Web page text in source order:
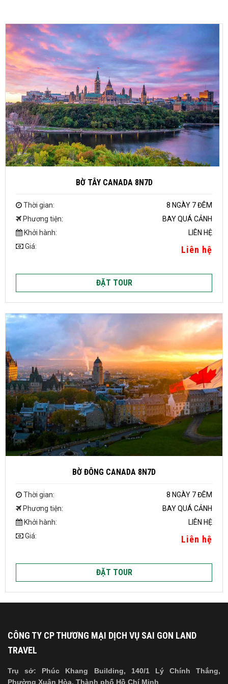
BỜ TÂY CANADA 8N7D
Thời gian:
8 NGÀY 7 ĐÊM
Phương tiện:
BAY QUÁ CẢNH
Khởi hành:
LIÊN HỆ
Giá:
Liên hệ
ĐẶT TOUR
BỜ ĐÔNG CANADA 8N7D
Thời gian:
8 NGÀY 7 ĐÊM
Phương tiện:
BAY QUÁ CẢNH
Khởi hành:
LIÊN HỆ
Giá:
Liên hệ
ĐẶT TOUR
CÔNG TY CP THƯƠNG MẠI DỊCH VỤ SAI GON LAND
TRAVEL
Trụ sở: Phúc Khang Building, 140/1 Lý Chính Thắng,
Phường Xuân Hòa, Thành phố Hồ Chí Minh